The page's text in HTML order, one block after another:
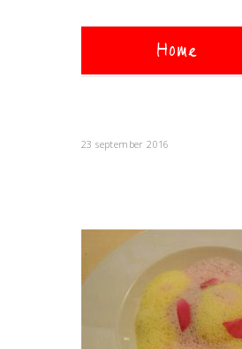
Home
23 september 2016